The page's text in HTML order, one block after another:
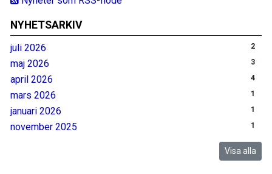
NYHETSARKIV
juli 2026 2
maj 2026 3
april 2026 4
mars 2026 1
januari 2026 1
november 2025 1
Visa alla